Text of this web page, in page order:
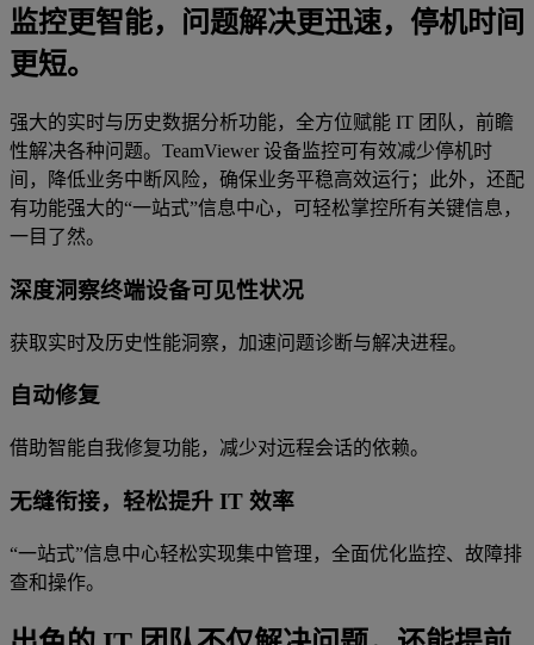
监控更智能，问题解决更迅速，停机时间
更短。
强大的实时与历史数据分析功能，全方位赋能 IT 团队，前瞻
性解决各种问题。TeamViewer 设备监控可有效减少停机时
间，降低业务中断风险，确保业务平稳高效运行；此外，还配
有功能强大的“一站式”信息中心，可轻松掌控所有关键信息，
一目了然。
深度洞察终端设备可见性状况
获取实时及历史性能洞察，加速问题诊断与解决进程。
自动修复
借助智能自我修复功能，减少对远程会话的依赖。
无缝衔接，轻松提升 IT 效率
“一站式”信息中心轻松实现集中管理，全面优化监控、故障排
查和操作。